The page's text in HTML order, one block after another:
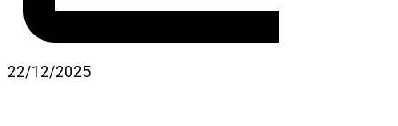
22/12/2025